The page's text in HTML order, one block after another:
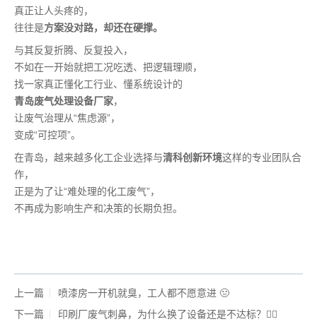
真正让人头疼的，
往往是方案没对路，却还在硬撑。
与其反复折腾、反复投入，
不如在一开始就把工况吃透、把逻辑理顺，
找一家真正懂化工行业、懂系统设计的
青岛废气处理设备厂家，
让废气治理从“焦虑源”，
变成“可控项”。
在青岛，越来越多化工企业选择与清科创新环境这样的专业团队合
作，
正是为了让“难处理的化工废气”，
不再成为影响生产和决策的长期负担。
上一篇
喷漆房一开机就臭，工人都不愿意进 🤢
下一篇
印刷厂废气刺鼻，为什么换了设备还是不达标？😵‍💫